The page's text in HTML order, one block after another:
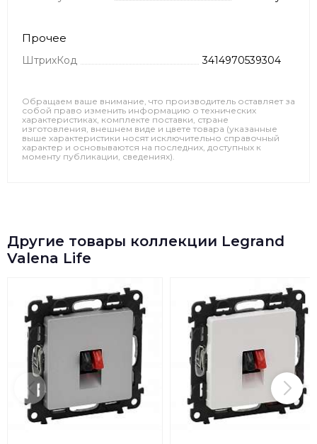
Прочее
ШтрихКод 3414970539304
Обращаем ваше внимание, что производитель оставляет за
собой право изменить информацию о технических
характеристиках, комплекте поставки, стране
изготовления, внешнем виде и цвете товара (указанные
выше характеристики носят исключительно справочный
характер и основываются на последних, доступных к
моменту публикации, сведениях).
Другие товары коллекции Legrand
Valena Life